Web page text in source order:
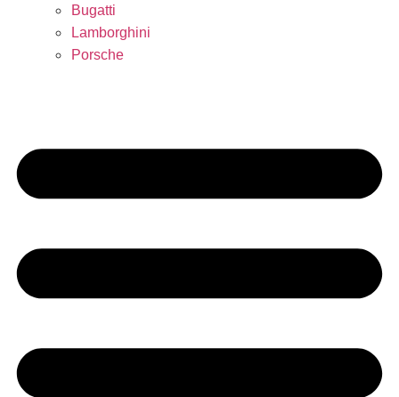
Bugatti
Lamborghini
Porsche